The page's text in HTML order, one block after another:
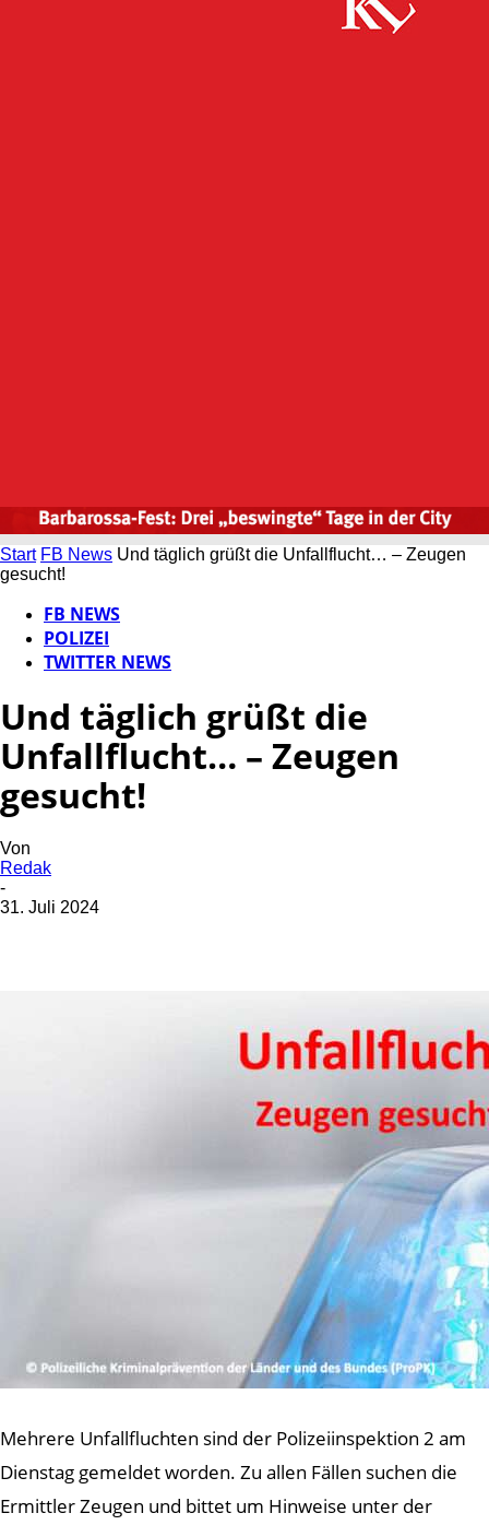
Start FB News Und täglich grüßt die Unfallflucht… – Zeugen
gesucht!
FB NEWS
POLIZEI
TWITTER NEWS
Und täglich grüßt die
Unfallflucht… – Zeugen
gesucht!
Von
Redak
-
31. Juli 2024
Mehrere Unfallfluchten sind der Polizeiinspektion 2 am
Dienstag gemeldet worden. Zu allen Fällen suchen die
Ermittler Zeugen und bittet um Hinweise unter der